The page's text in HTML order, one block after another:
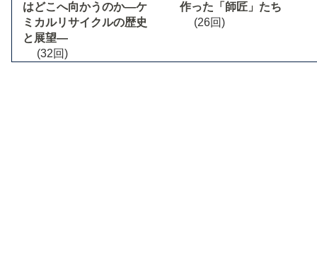
はどこへ向かうのか―ケ
ミカルリサイクルの歴史
と展望―
(32回)
作った「師匠」たち
(26回)